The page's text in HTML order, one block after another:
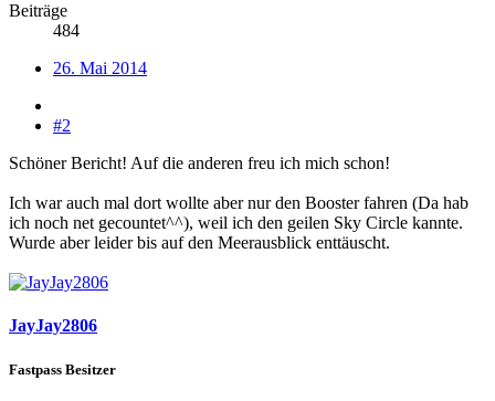
Beiträge
484
26. Mai 2014
#2
Schöner Bericht! Auf die anderen freu ich mich schon!
Ich war auch mal dort wollte aber nur den Booster fahren (Da hab
ich noch net gecountet^^), weil ich den geilen Sky Circle kannte.
Wurde aber leider bis auf den Meerausblick enttäuscht.
JayJay2806
Fastpass Besitzer